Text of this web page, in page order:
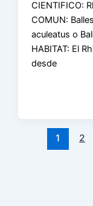
CIENTIFICO:
COMUN:
aculeatus o
HABITAT: El
desde
1 2